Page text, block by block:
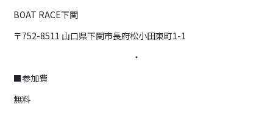
BOAT RACE下関
〒752-8511 山口県下関市長府松小田東町1-1
・
■参加費
無料